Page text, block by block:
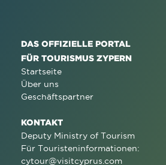
DAS OFFIZIELLE PORTAL
FÜR TOURISMUS ZYPERN
Startseite
Über uns
Geschäftspartner
KONTAKT
Deputy Ministry of Tourism
Für Touristeninformationen:
cytour@visitcyprus.com